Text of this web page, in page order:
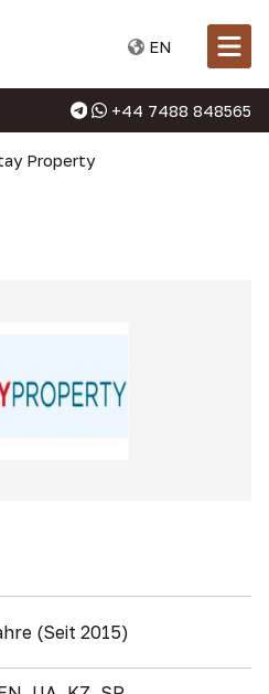
EN
+44 7488 848565
Property
(Seit 2015)